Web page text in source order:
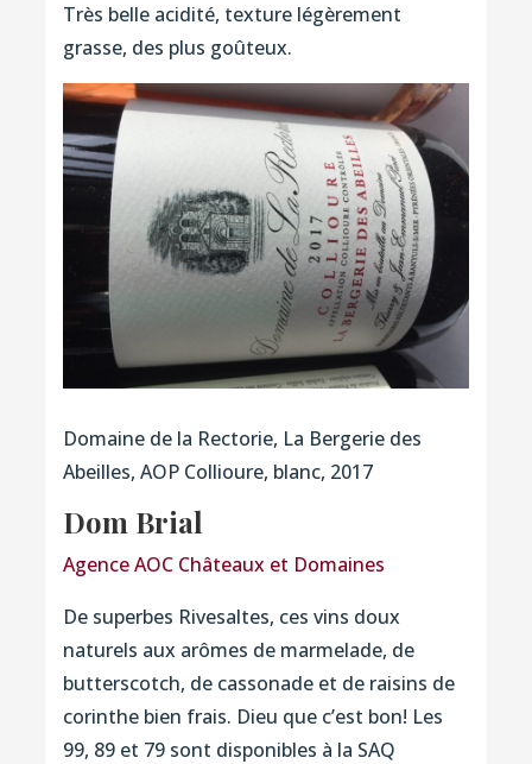
Très belle acidité, texture légèrement
grasse, des plus goûteux.
Domaine de la Rectorie, La Bergerie des
Abeilles, AOP Collioure, blanc, 2017
Dom Brial
Agence AOC Châteaux et Domaines
De superbes Rivesaltes, ces vins doux
naturels aux arômes de marmelade, de
butterscotch, de cassonade et de raisins de
corinthe bien frais. Dieu que c’est bon! Les
99, 89 et 79 sont disponibles à la SAQ